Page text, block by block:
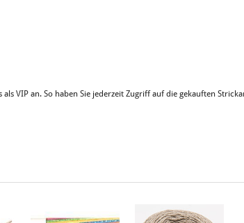
VIP an. So haben Sie jederzeit Zugriff auf die gekauften